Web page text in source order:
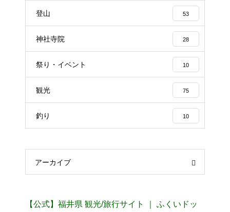
登山 53
神社寺院 28
祭り・イベント 10
観光 75
釣り 10
アーカイブ
【公式】福井県 観光/旅行サイト ｜ ふくいドッ